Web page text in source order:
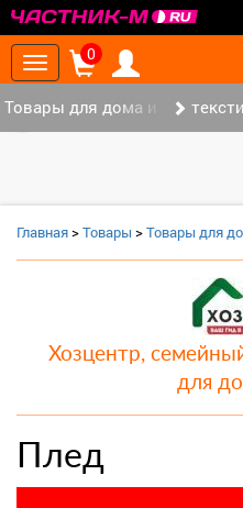
Toggle
navigation
0
Товары для дома и офиса (9)
Главная>Товары >Товары для
Хозцентр,
для
Плед
‹